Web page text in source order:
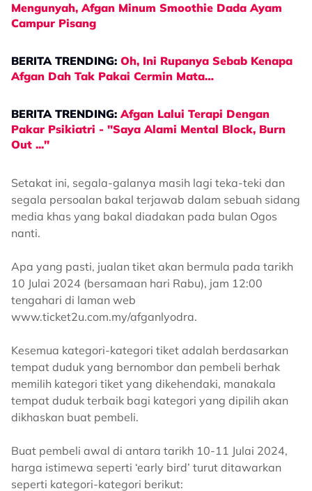
Mengunyah, Afgan Minum Smoothie Dada Ayam
Campur Pisang
BERITA TRENDING: Oh, Ini Rupanya Sebab Kenapa
Afgan Dah Tak Pakai Cermin Mata…
BERITA TRENDING:Afgan Lalui Terapi Dengan
Pakar Psikiatri - "Saya Alami Mental Block, Burn
Out ..."
Setakat ini, segala-galanya masih lagi teka-teki dan
segala persoalan bakal terjawab dalam sebuah sidang
media khas yang bakal diadakan pada bulan Ogos
nanti.
Apa yang pasti, jualan tiket akan bermula pada tarikh
10 Julai 2024 (bersamaan hari Rabu), jam 12:00
tengahari di laman web
www.ticket2u.com.my/afganlyodra.
Kesemua kategori-kategori tiket adalah berdasarkan
tempat duduk yang bernombor dan pembeli berhak
memilih kategori tiket yang dikehendaki, manakala
tempat duduk terbaik bagi kategori yang dipilih akan
dikhaskan buat pembeli.
Buat pembeli awal di antara tarikh 10-11 Julai 2024,
harga istimewa seperti ‘early bird’ turut ditawarkan
seperti kategori-kategori berikut: